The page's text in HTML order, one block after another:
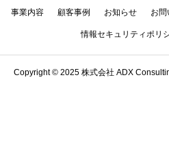
事業内容 顧客事例 お知らせ お
情報セキュリティポリ
Copyright © 2025 株式会社 ADX